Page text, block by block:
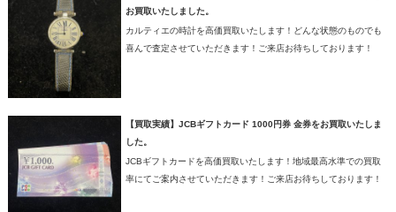
お買取いたしました。
カルティエの時計を高価買取いたします！どんな状態のものでも
喜んで査定させていただきます！ご来店お待ちしております！
【買取実績】JCBギフトカード 1000円券 金券をお買取いたしま
した。
JCBギフトカードを高価買取いたします！地域最高水準での買取
率にてご案内させていただきます！ご来店お待ちしております！